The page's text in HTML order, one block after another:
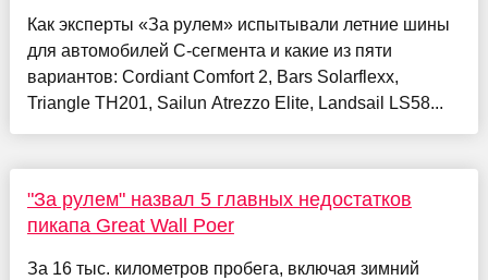
Как эксперты «За рулем» испытывали летние шины
для автомобилей C-сегмента и какие из пяти
вариантов: Cordiant Comfort 2, Bars Solarflexx,
Triangle TH201, Sailun Atrezzo Elite, Landsail LS58...
"За рулем" назвал 5 главных недостатков
пикапа Great Wall Poer
За 16 тыс. километров пробега, включая зимний